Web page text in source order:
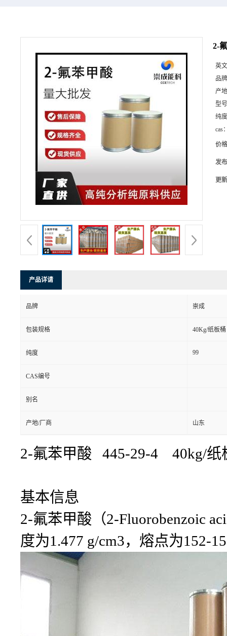
2-
英
品
产
型
纯
cas
价
发
更
产品详请
品牌 崇成
包装规格 40Kg/纸板桶
纯度 99
CAS编号
别名
产地/厂商 山东
2-氟苯甲酸 445-29-4 40kg/纸
基本信息
2-氟苯甲酸（2-Fluorobenzoic
度为1.477 g/cm3，熔点为152-